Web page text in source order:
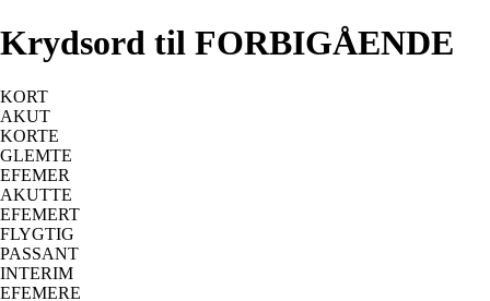
Krydsord til FORBIGÅENDE
KORT
AKUT
KORTE
GLEMTE
EFEMER
AKUTTE
EFEMERT
FLYGTIG
PASSANT
INTERIM
EFEMERE